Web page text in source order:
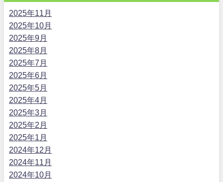
2025年11月
2025年10月
2025年9月
2025年8月
2025年7月
2025年6月
2025年5月
2025年4月
2025年3月
2025年2月
2025年1月
2024年12月
2024年11月
2024年10月